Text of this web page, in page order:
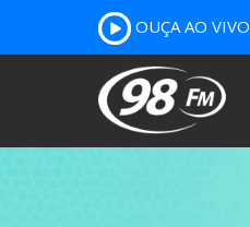
OUÇA AO VIVO